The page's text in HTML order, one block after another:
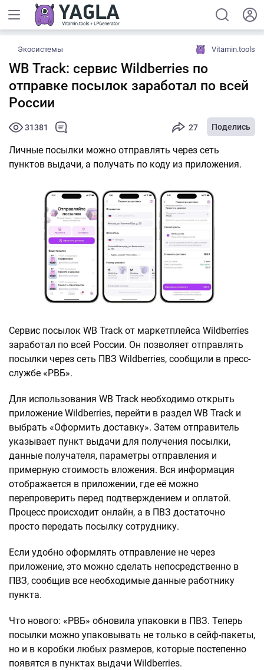
Экосистемы Vitamin.tools
WB Track: сервис Wildberries по
отправке посылок заработал по всей
России
31381 27 Поделись
Личные посылки можно отправлять через сеть
пунктов выдачи, а получать по коду из приложения.
Сервис посылок WB Track от маркетплейса Wildberries
заработал по всей России. Он позволяет отправлять
посылки через сеть ПВЗ Wildberries, сообщили в пресс-
службе «РВБ».
Для использования WB Track необходимо открыть
приложение Wildberries, перейти в раздел WB Track и
выбрать «Оформить доставку». Затем отправитель
указывает пункт выдачи для получения посылки,
данные получателя, параметры отправления и
примерную стоимость вложения. Вся информация
отображается в приложении, где её можно
перепроверить перед подтверждением и оплатой.
Процесс происходит онлайн, а в ПВЗ достаточно
просто передать посылку сотруднику.
Если удобно оформлять отправление не через
приложение, это можно сделать непосредственно в
ПВЗ, сообщив все необходимые данные работнику
пункта.
Что нового: «РВБ» обновила упаковки в ПВЗ. Теперь
посылки можно упаковывать не только в сейф-пакеты,
но и в коробки любых размеров, которые постепенно
появятся в пунктах выдачи Wildberries.